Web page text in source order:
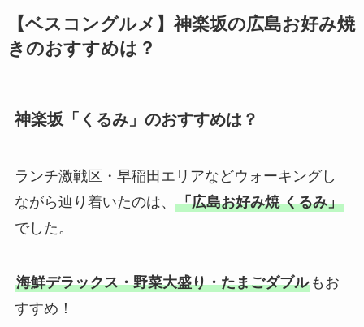
【ベスコングルメ】神楽坂の広島お好み焼
きのおすすめは？
神楽坂「くるみ」のおすすめは？
ランチ激戦区・早稲田エリアなどウォーキングし
ながら辿り着いたのは、 「広島お好み焼 くるみ」
でした。
海鮮デラックス・野菜大盛り・たまごダブルもお
すすめ！